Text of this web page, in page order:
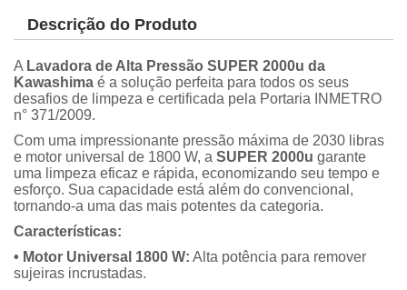
Descrição do Produto
A Lavadora de Alta Pressão SUPER 2000u da
Kawashima é a solução perfeita para todos os seus
desafios de limpeza e certificada pela Portaria INMETRO
n° 371/2009.
Com uma impressionante pressão máxima de 2030 libras
e motor universal de 1800 W, a SUPER 2000u garante
uma limpeza eficaz e rápida, economizando seu tempo e
esforço. Sua capacidade está além do convencional,
tornando-a uma das mais potentes da categoria.
Características:
• Motor Universal 1800 W: Alta potência para remover
sujeiras incrustadas.